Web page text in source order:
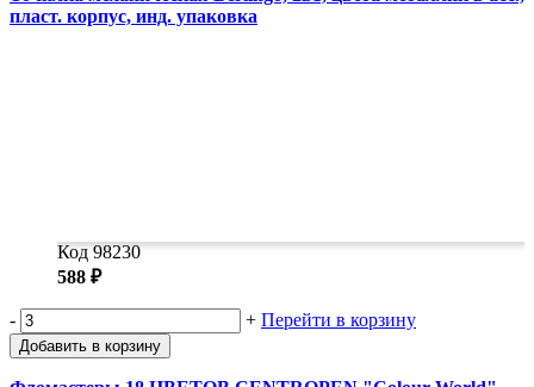
пласт. корпус, инд. упаковка
Код 98230
588 ₽
- + Перейти в корзину
Добавить в корзину